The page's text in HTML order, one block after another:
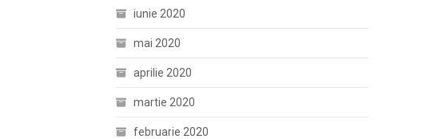
iunie 2020
mai 2020
aprilie 2020
martie 2020
februarie 2020